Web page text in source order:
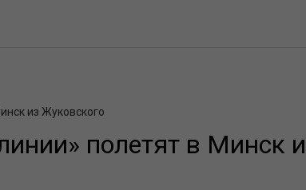
из Жуковского
полетят в Минск